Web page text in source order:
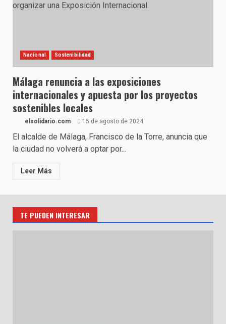
Nacional Sostenibilidad
Málaga renuncia a las exposiciones
internacionales y apuesta por los proyectos
sostenibles locales
elsolidario.com 15 de agosto de 2024
El alcalde de Málaga, Francisco de la Torre, anuncia que
la ciudad no volverá a optar por...
Leer Más
TE PUEDEN INTERESAR